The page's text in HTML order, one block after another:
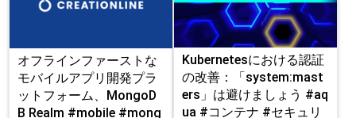
オフラインファーストな
モバイルアプリ開発プラ
ットフォーム、MongoD
B Realm #mobile #mong
Kubernetesにおける認証
の改善：「system:mast
ers」は避けましょう #aq
ua #コンテナ #セキュリ